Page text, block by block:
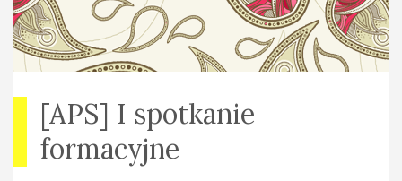
[APS] I spotkanie
formacyjne